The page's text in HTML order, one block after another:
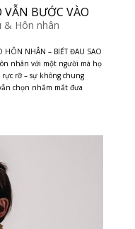
BƯỚC VÀO
& Hôn nhân
HÔN NHÂN – BIẾT ĐAU SAO
nhân với một người mà họ
rỡ – sự không chung
chọn nhắm mắt đưa